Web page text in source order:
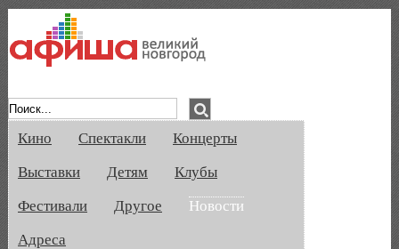
Кино Спектакли
Концерты
Выставки
Детям
Клубы
Фестивали
Другое
Новости
Адреса